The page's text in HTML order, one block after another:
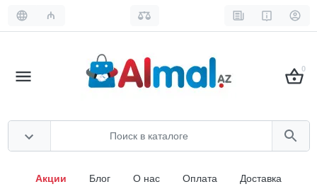
₼
0
Акции Блог О нас Оплата Доставка